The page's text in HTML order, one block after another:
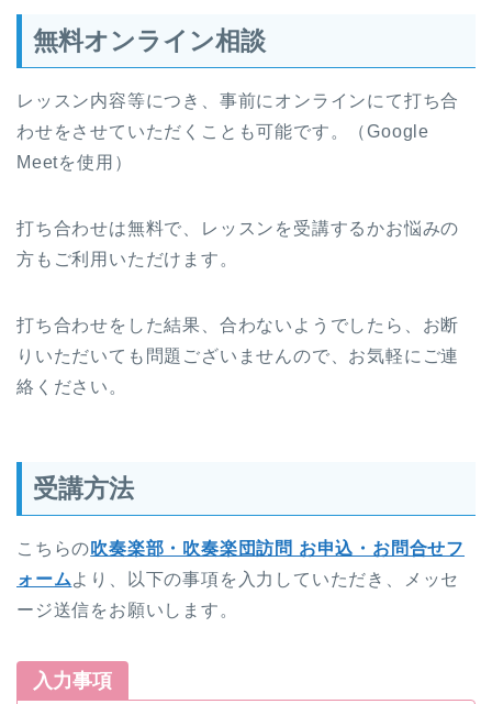
無料オンライン相談
レッスン内容等につき、事前にオンラインにて打ち合
わせをさせていただくことも可能です。（Google
Meetを使用）
打ち合わせは無料で、レッスンを受講するかお悩みの
方もご利用いただけます。
打ち合わせをした結果、合わないようでしたら、お断
りいただいても問題ございませんので、お気軽にご連
絡ください。
受講方法
こちらの吹奏楽部・吹奏楽団訪問 お申込・お問合せフ
ォームより、以下の事項を入力していただき、メッセ
ージ送信をお願いします。
入力事項